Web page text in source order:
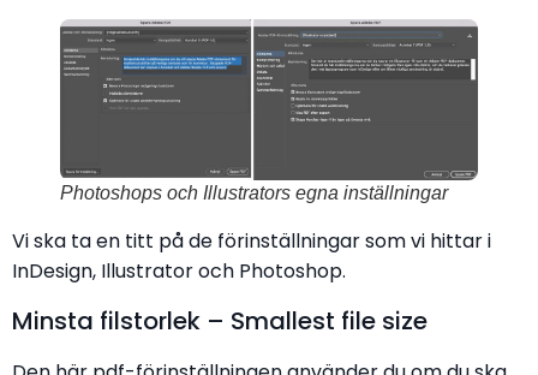
Photoshops och Illustrators egna inställningar
Vi ska ta en titt på de förinställningar som vi hittar i
InDesign, Illustrator och Photoshop.
Minsta filstorlek – Smallest file size